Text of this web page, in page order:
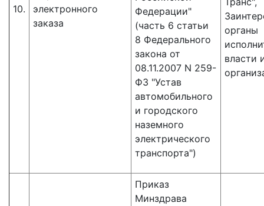
10.
электронного
заказа
Федерации"
(часть 6 статьи
8 Федерального
закона от
08.11.2007 N 259-
ФЗ "Устав
автомобильного
и городского
наземного
электрического
транспорта")
органы
власти
Приказ
Минздрава